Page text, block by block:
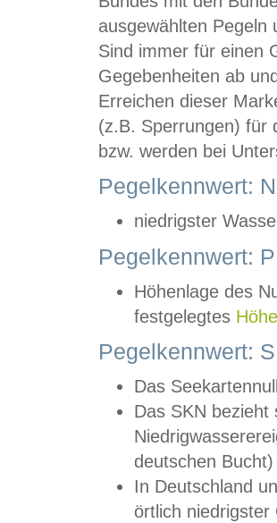
ausgewählten
Sind immer für einen
Gegebenheiten ab
Erreichen dieser
(z.B. Sperrungen) für
bzw. werden bei
Pegelkennwert:
niedrigster
Pegelkennwert:
Höhenlage des
festgelegtes
Pegelkennwert:
Das
Das SKN
deutschen
In Deutschland
örtlich